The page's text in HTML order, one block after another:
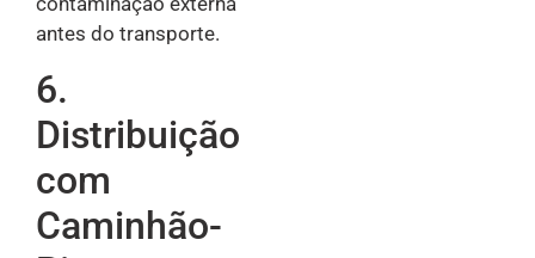
antes do transporte.
6.
Distribuição
com
Caminhão-